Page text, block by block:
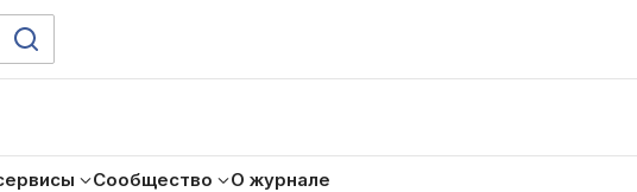
Сообщество О журнале